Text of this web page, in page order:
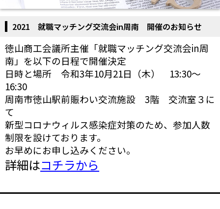
2021 就職マッチング交流会in周南 開催のお知らせ
徳山商工会議所主催「就職マッチング交流会in周
南」を以下の日程で開催決定
日時と場所 令和3年10月21日（木） 13:30～
16:30
周南市徳山駅前賑わい交流施設 3階 交流室３に
て
新型コロナウィルス感染症対策のため、参加人数
制限を設けております。
お早めにお申し込みください。
詳細はコチラから